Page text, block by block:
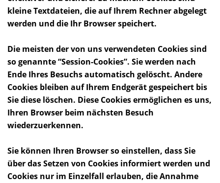
kleine Textdateien, die auf Ihrem Rechner abgelegt
werden und die Ihr Browser speichert.
Die meisten der von uns verwendeten Cookies sind
so genannte “Session-Cookies”. Sie werden nach
Ende Ihres Besuchs automatisch gelöscht. Andere
Cookies bleiben auf Ihrem Endgerät gespeichert bis
Sie diese löschen. Diese Cookies ermöglichen es uns,
Ihren Browser beim nächsten Besuch
wiederzuerkennen.
Sie können Ihren Browser so einstellen, dass Sie
über das Setzen von Cookies informiert werden und
Cookies nur im Einzelfall erlauben, die Annahme